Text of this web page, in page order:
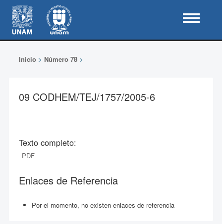
Inicio> Número 78>
09 CODHEM/TEJ/1757/2005-6
Texto completo:
PDF
Enlaces de Referencia
Por el momento, no existen enlaces de referencia